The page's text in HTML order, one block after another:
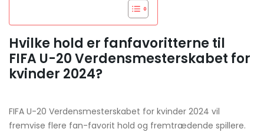
Hvilke hold er fanfavoritterne til
FIFA U-20 Verdensmesterskabet for
kvinder 2024?
FIFA U-20 Verdensmesterskabet for kvinder 2024 vil
fremvise flere fan-favorit hold og fremtrædende spillere.